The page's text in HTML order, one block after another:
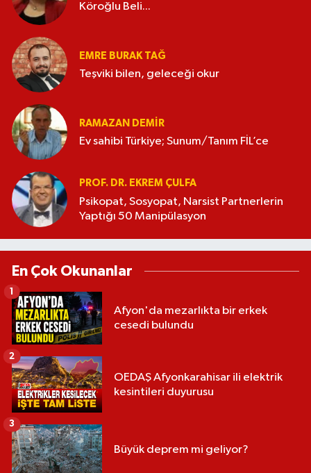
Köroğlu Beli...
EMRE BURAK TAĞ
Teşviki bilen, geleceği okur
RAMAZAN DEMİR
Ev sahibi Türkiye; Sunum/Tanım FİL’ce
PROF. DR. EKREM ÇULFA
Psikopat, Sosyopat, Narsist Partnerlerin
Yaptığı 50 Manipülasyon
En Çok Okunanlar
Afyon'da mezarlıkta bir erkek
cesedi bulundu
1
OEDAŞ Afyonkarahisar ili elektrik
kesintileri duyurusu
2
Büyük deprem mi geliyor?
3